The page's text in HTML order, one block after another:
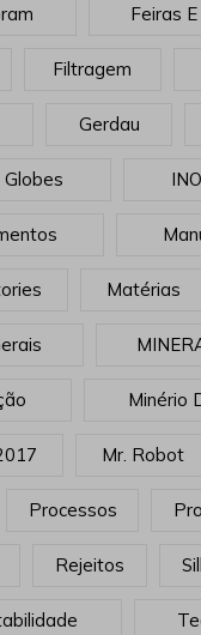
Feiras
Filtragem
Gerdau
Globes
Matérias
Minério
Mr. Robot
Processos
Rejeitos